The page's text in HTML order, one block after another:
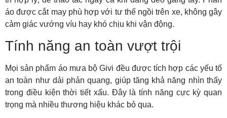
áo được cắt may phù hợp với tư thế ngồi trên xe, không gây
cảm giác vướng víu hay khó chịu khi vận động.
Tính năng an toàn vượt trội
Mọi sản phẩm áo mưa bộ Givi đều được tích hợp các yếu tố
an toàn như dải phản quang, giúp tăng khả năng nhìn thấy
trong điều kiện thời tiết xấu. Đây là tính năng cực kỳ quan
trọng mà nhiều thương hiệu khác bỏ qua.